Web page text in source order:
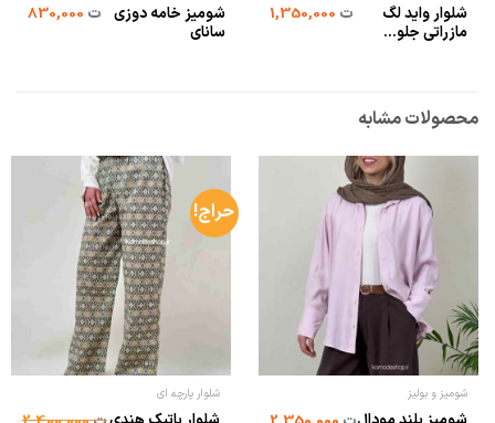
شلوار واید لگ
مازراتی جلو...
ت1,350,000
شومیز خامه دوزی
سانای
ت830,000
محصولات مشابه
شومیز و بولیز
حراج!
شلوار پارچه ای